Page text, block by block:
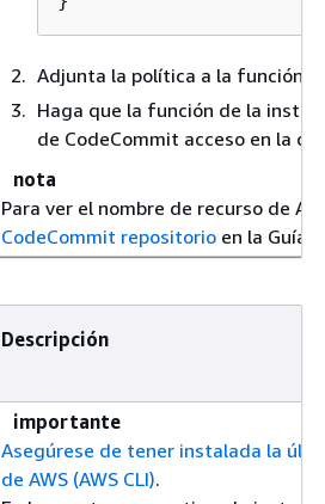
Adjunta la política a la función
Haga que la función de la
de CodeCommit acceso en la
nota
Para ver el nombre de recurso de
CodeCommit repositorio en la Guía
Descripción
importante
Asegúrese de tener instalada la
de AWS (AWS CLI).